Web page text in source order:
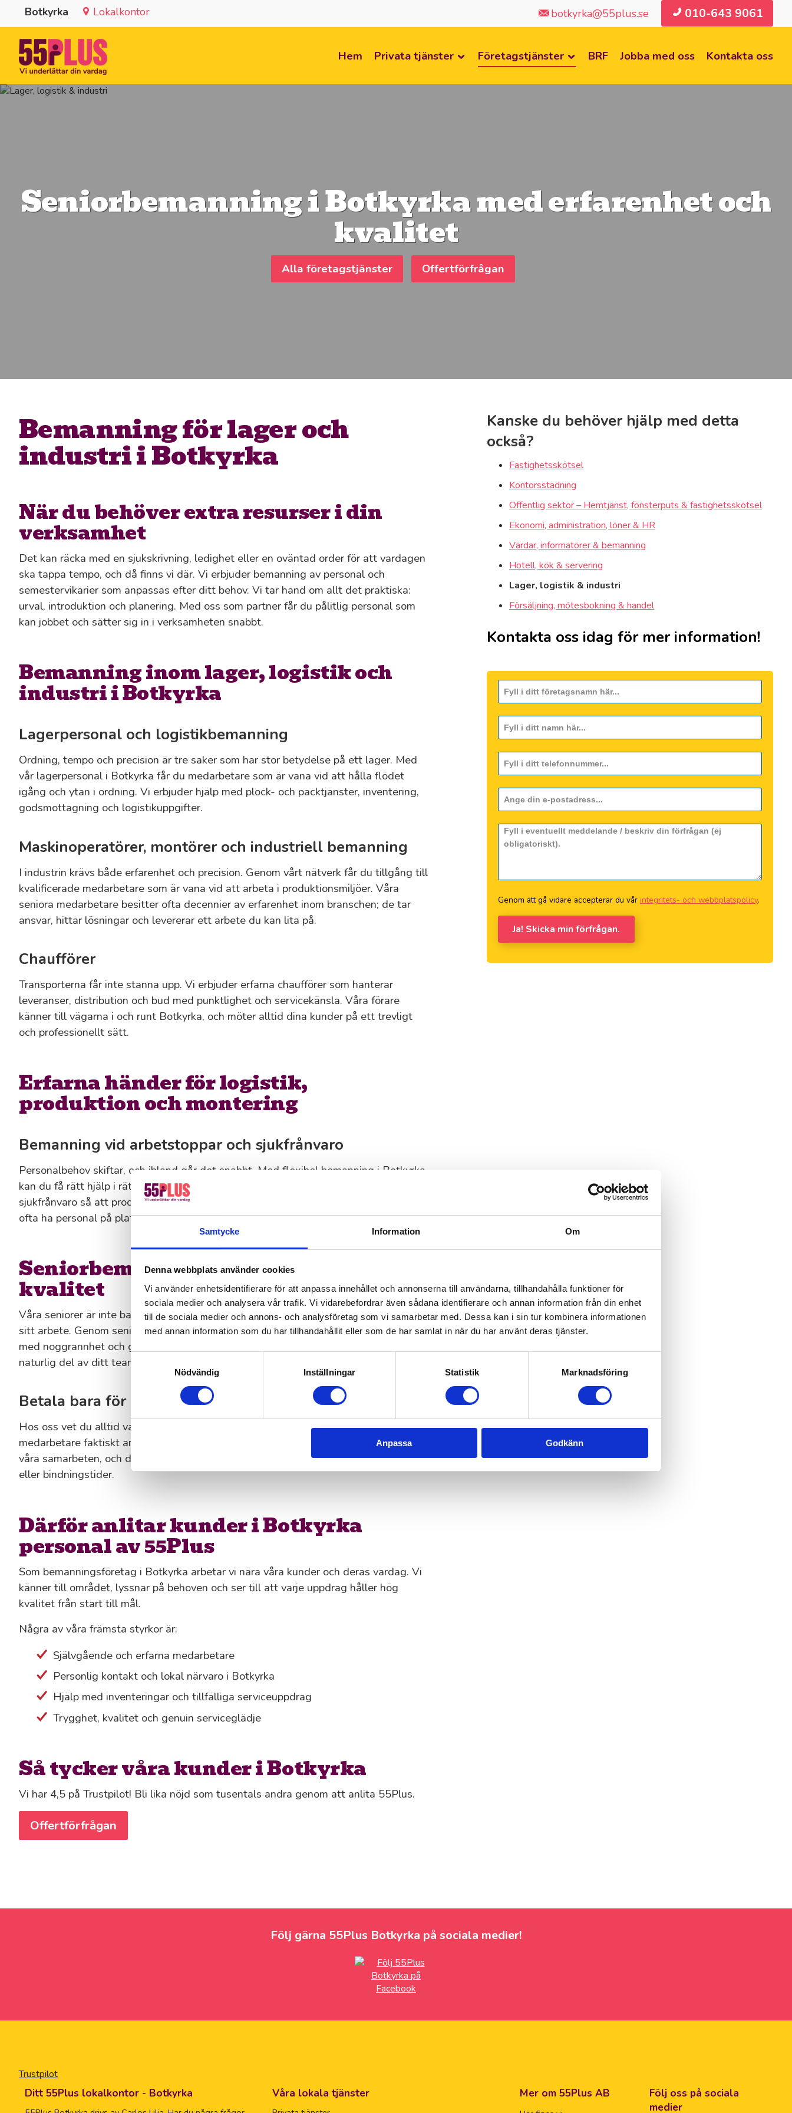
Samtycke Information Om
Denna webbplats använder cookies
Vi använder enhetsidentifierare för att anpassa innehållet och annonserna till användarna, tillhandahålla funktioner för
sociala medier och analysera vår trafik. Vi vidarebefordrar även sådana identifierare och annan information från din enhet
till de sociala medier och annons- och analysföretag som vi samarbetar med. Dessa kan i sin tur kombinera informationen
med annan information som du har tillhandahållit eller som de har samlat in när du har använt deras tjänster.
Nödvändig
Inställningar Statistik Marknadsföring
Anpassa Godkänn
Botkyrka Lokalkontor botkyrka@55plus.se 010-643 9061
Hem Privata tjänster Företagstjänster BRF Jobba med oss Kontakta oss
Seniorbemanning i Botkyrka med erfarenhet och
kvalitet
Alla företagstjänster Offertförfrågan
Bemanning för lager och
industri i Botkyrka
När du behöver extra resurser i din
verksamhet
Det kan räcka med en sjukskrivning, ledighet eller en oväntad order för att vardagen
ska tappa tempo, och då finns vi där. Vi erbjuder bemanning av personal och
semestervikarier som anpassas efter ditt behov. Vi tar hand om allt det praktiska:
urval, introduktion och planering. Med oss som partner får du pålitlig personal som
kan jobbet och sätter sig in i verksamheten snabbt.
Bemanning inom lager, logistik och
industri i Botkyrka
Lagerpersonal och logistikbemanning
Ordning, tempo och precision är tre saker som har stor betydelse på ett lager. Med
vår lagerpersonal i Botkyrka får du medarbetare som är vana vid att hålla flödet
igång och ytan i ordning. Vi erbjuder hjälp med plock- och packtjänster, inventering,
godsmottagning och logistikuppgifter.
Maskinoperatörer, montörer och industriell bemanning
I industrin krävs både erfarenhet och precision. Genom vårt nätverk får du tillgång till
kvalificerade medarbetare som är vana vid att arbeta i produktionsmiljöer. Våra
seniora medarbetare besitter ofta decennier av erfarenhet inom branschen; de tar
ansvar, hittar lösningar och levererar ett arbete du kan lita på.
Chaufförer
Transporterna får inte stanna upp. Vi erbjuder erfarna chaufförer som hanterar
leveranser, distribution och bud med punktlighet och servicekänsla. Våra förare
känner till vägarna i och runt Botkyrka, och möter alltid dina kunder på ett trevligt
och professionellt sätt.
Erfarna händer för logistik,
produktion och montering
Bemanning vid arbetstoppar och sjukfrånvaro
Personalbehov skiftar, och ibland går det snabbt. Med flexibel bemanning i Botkyrka
kan du få rätt hjälp i rätt tid. Vi täcker upp vid arbetstoppar, semestrar och
sjukfrånvaro så att produktionen aldrig står still. Vi arbetar nära våra kunder och kan
ofta ha personal på plats redan samma dag.
Seniorbemanning med erfarenhet och
kvalitet
Våra seniorer är inte bara erfarna – de är lösningsorienterade, pålitliga och stolta över
sitt arbete. Genom seniorbemanning i Botkyrka får du medarbetare som gör jobbet
med noggrannhet och glädje. De behöver ingen lång startsträcka och blir snabbt en
naturlig del av ditt team.
Betala bara för arbetad tid – utan dolda avgifter
Hos oss vet du alltid vad du betalar för. Du debiteras endast för den tid våra
medarbetare faktiskt arbetar: inget mer, inget mindre. Vi värdesätter transparens i
våra samarbeten, och därför har vi varken dolda kostnader, administrativa avgifter
eller bindningstider.
Därför anlitar kunder i Botkyrka
personal av 55Plus
Som bemanningsföretag i Botkyrka arbetar vi nära våra kunder och deras vardag. Vi
känner till området, lyssnar på behoven och ser till att varje uppdrag håller hög
kvalitet från start till mål.
Några av våra främsta styrkor är:
Självgående och erfarna medarbetare
Personlig kontakt och lokal närvaro i Botkyrka
Hjälp med inventeringar och tillfälliga serviceuppdrag
Trygghet, kvalitet och genuin serviceglädje
Så tycker våra kunder i Botkyrka
Vi har 4,5 på Trustpilot! Bli lika nöjd som tusentals andra genom att anlita 55Plus.
Offertförfrågan
Kanske du behöver hjälp med detta
också?
Fastighetsskötsel
Kontorsstädning
Offentlig sektor – Hemtjänst, fönsterputs & fastighetsskötsel
Ekonomi, administration, löner & HR
Värdar, informatörer & bemanning
Hotell, kök & servering
Lager, logistik & industri
Försäljning, mötesbokning & handel
Kontakta oss idag för mer information!
Genom att gå vidare accepterar du vår integritets- och webbplatspolicy.
Ja! Skicka min förfrågan.
Följ gärna 55Plus Botkyrka på sociala medier!
Trustpilot
Ditt 55Plus lokalkontor - Botkyrka Våra lokala tjänster Mer om 55Plus AB
Följ oss på sociala
medier